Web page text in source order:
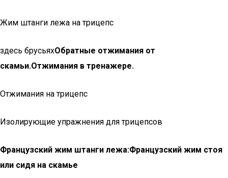
Жим штанги лежа на трицепс
здесь брусьяхОбратные отжимания от
скамьи.Отжимания в тренажере.
Отжимания на трицепс
Изолирующие упражнения для трицепсов
Французский жим штанги лежа:Французский жим стоя
или сидя на скамье